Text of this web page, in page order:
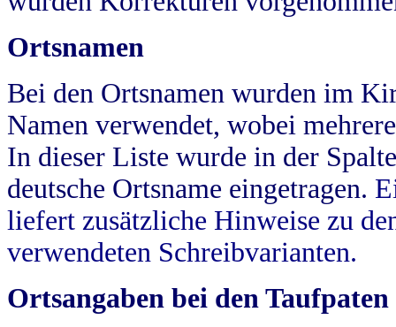
Ortsnamen
Bei den Ortsnamen wurden im
Namen verwendet, wobei
In dieser Liste wurde in der
deutsche Ortsname eingetragen.
liefert zusätzliche Hinweise zu
verwendeten Schreibvarianten.
Ortsangaben bei den Taufpaten